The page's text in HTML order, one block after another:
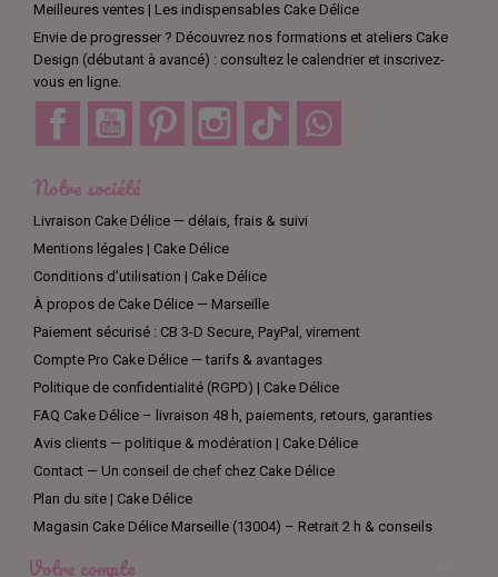
Meilleures ventes | Les indispensables Cake Délice
Envie de progresser ? Découvrez nos formations et ateliers Cake
Design (débutant à avancé) : consultez le calendrier et inscrivez-
vous en ligne.
Facebook YouTube Pinterest Instagram TikTok
Notre société
Livraison Cake Délice — délais, frais & suivi
Mentions légales | Cake Délice
Conditions d’utilisation | Cake Délice
À propos de Cake Délice — Marseille
Paiement sécurisé : CB 3-D Secure, PayPal, virement
Compte Pro Cake Délice — tarifs & avantages
Politique de confidentialité (RGPD) | Cake Délice
FAQ Cake Délice – livraison 48 h, paiements, retours, garanties
Avis clients — politique & modération | Cake Délice
Contact — Un conseil de chef chez Cake Délice
Plan du site | Cake Délice
Magasin Cake Délice Marseille (13004) – Retrait 2 h & conseils
Votre compte